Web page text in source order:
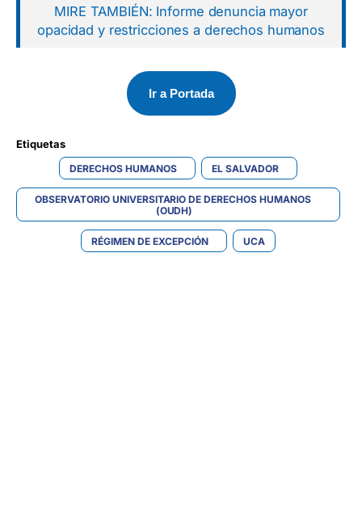
MIRE TAMBIÉN: Informe denuncia mayor
opacidad y restricciones a derechos humanos
Ir a Portada
Etiquetas
DERECHOS HUMANOS EL SALVADOR
OBSERVATORIO UNIVERSITARIO DE DERECHOS HUMANOS
(OUDH)
RÉGIMEN DE EXCEPCIÓN UCA